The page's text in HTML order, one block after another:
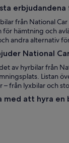
från National
för hämtning och
andra alternativ
National
av hyrbilar från
Listan
– från lyxbilar och
med att hyra en